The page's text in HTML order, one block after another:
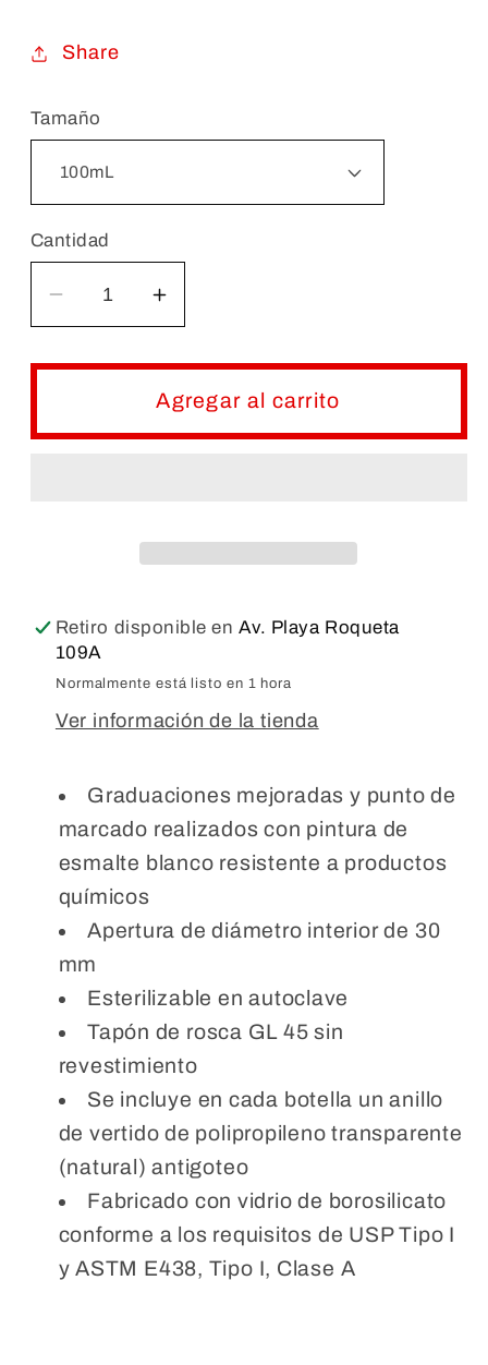
Share
Tamaño
Cantidad
Reducir
cantidad
para
FRASCO
ROSCA
Aumentar
cantidad
para
FRASCO
TAPA
ROSCA
Agregar al carrito
Retiro disponible en Av. Playa Roqueta
109A
Normalmente está listo en 1 hora
Ver información de la tienda
Graduaciones mejoradas y punto de
marcado realizados con pintura de
esmalte blanco resistente a productos
químicos
Apertura de diámetro interior de 30
mm
Esterilizable en autoclave
Tapón de rosca GL 45 sin
revestimiento
Se incluye en cada botella un anillo
de vertido de polipropileno transparente
(natural) antigoteo
Fabricado con vidrio de borosilicato
conforme a los requisitos de USP Tipo I
y ASTM E438, Tipo I, Clase A